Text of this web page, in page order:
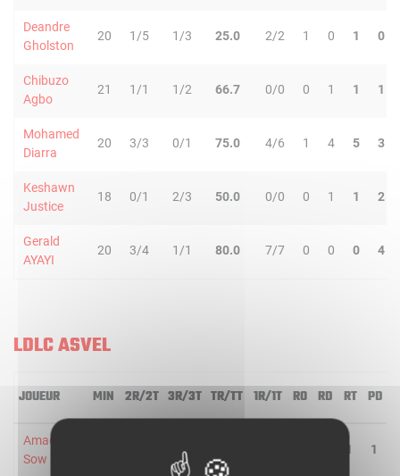
Deandre
Gholston
20 1/5 1/3 25.0 2/2 1 0 1 0
Chibuzo
Agbo
21 1/1 1/2 66.7 0/0 0 1 1 1
Mohamed
Diarra
20 3/3 0/1 75.0 4/6 1 4 5 3
Keshawn
Justice
18 0/1 2/3 50.0 0/0 0 1 1 2
Gerald
AYAYI
20 3/4 1/1 80.0 7/7 0 0 0 4
LDLC ASVEL
JOUEUR MIN 2R/2T 3R/3T TR/TT 1R/1T RO RD RT PD
Amadou
Sow
0/1 1 1